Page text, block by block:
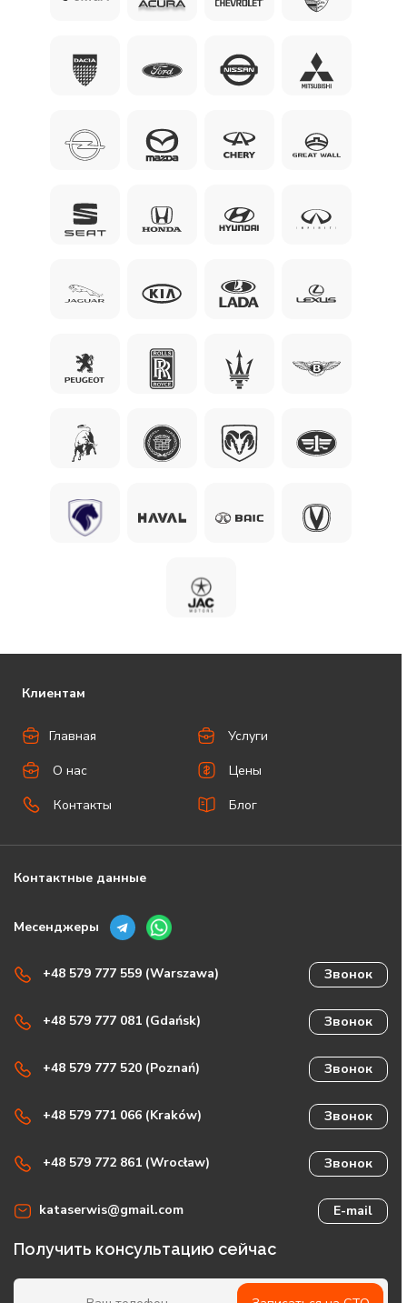
Клиентам
Главная
Услуги
О нас
Цены
Контакты
Блог
Контактные данные
Месенджеры
+48 579 777 559 (Warszawa) Звонок
+48 579 777 081 (Gdańsk) Звонок
+48 579 777 520 (Poznań) Звонок
+48 579 771 066 (Kraków) Звонок
+48 579 772 861 (Wrocław) Звонок
kataserwis@gmail.com E-mail
Получить консультацию сейчас